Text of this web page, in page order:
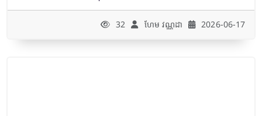
32 ហែម វណ្ណដា 2026-06-17